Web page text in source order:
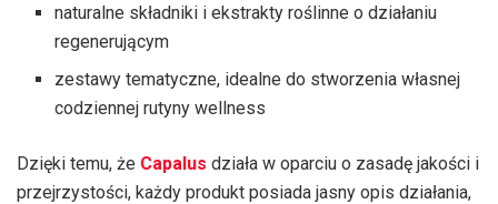
naturalne składniki i ekstrakty roślinne o działaniu
regenerującym
zestawy tematyczne, idealne do stworzenia własnej
codziennej rutyny wellness
Dzięki temu, że Capalus działa w oparciu o zasadę jakości i
przejrzystości, każdy produkt posiada jasny opis działania,